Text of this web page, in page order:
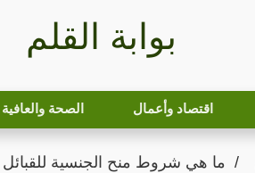
بوابة القلم
اقتصاد وأعمال الصحة والعافية
ما هي شروط منح الجنسية للقبائل